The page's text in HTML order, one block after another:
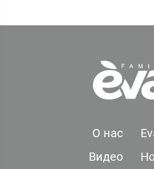
О нас
Видео